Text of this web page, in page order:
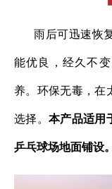
雨后可迅速恢
能优良，经久不
养。环保无毒，在
选择。 本产品适用
乒乓球场地面铺设。